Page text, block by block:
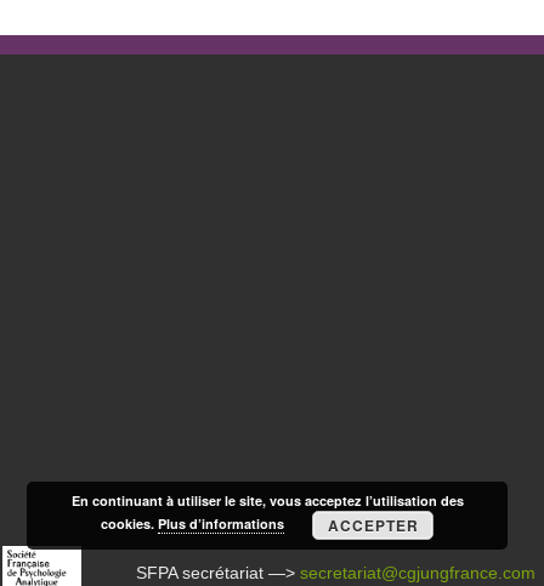
SFPA secrétariat —>secretariat@cgjungfrance.com
En continuant à utiliser le site, vous acceptez l’utilisation des
cookies.Plus d’informations ACCEPTER